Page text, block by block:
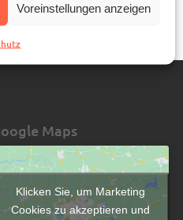
Voreinstellungen anzeigen
Maps
Klicken Sie, um Marketing
Cookies zu akzeptieren und